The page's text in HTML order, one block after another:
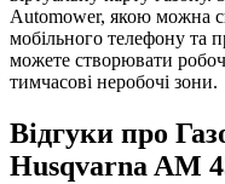
Automower, якою можна
мобільного телефону та
можете створювати
тимчасові неробочі зони.
Відгуки про
Husqvarna AM